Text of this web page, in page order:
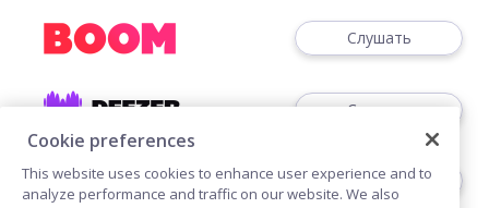
Слушать
Слушать
Слушать
Cookie preferences
This website uses cookies to enhance user experience and to
analyze performance and traffic on our website. We also